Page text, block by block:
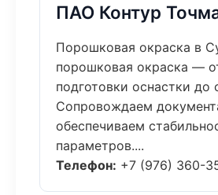
ПАО Контур
Порошковая окраска в
порошковая окраска —
подготовки оснастки до
Сопровождаем
обеспечиваем
параметров....
Телефон: +7 (976) 360-